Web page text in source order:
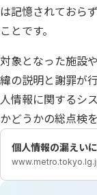
は記憶されておら
ことです。
対象となった施設
緯の説明と謝罪が
人情報に関するシ
かどうかの総点検
個人情報の漏えい